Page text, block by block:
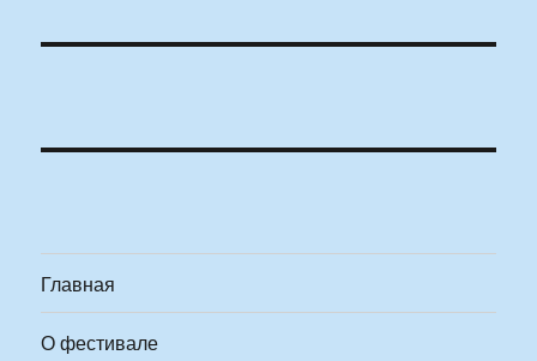
Главная
О фестивале